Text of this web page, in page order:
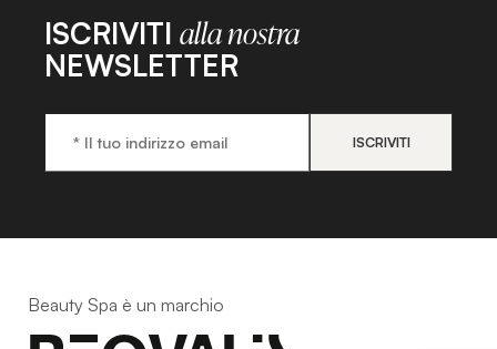
ISCRIVITI alla nostra
NEWSLETTER
Beauty Spa è un marchio